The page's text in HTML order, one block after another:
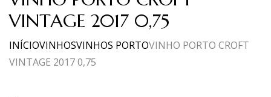
VINTAGE 2017 0,75
INÍCIOVINHOSVINHOS PORTOVINHO PORTO CROFT
VINTAGE 2017 0,75